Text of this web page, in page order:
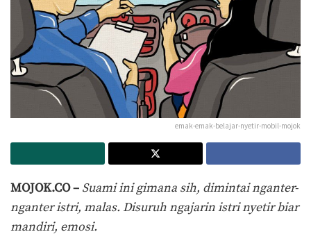
emak-emak-belajar-nyetir-mobil-mojok
MOJOK.CO – Suami ini gimana sih, dimintai nganter-
nganter istri, malas. Disuruh ngajarin istri nyetir biar
mandiri, emosi.